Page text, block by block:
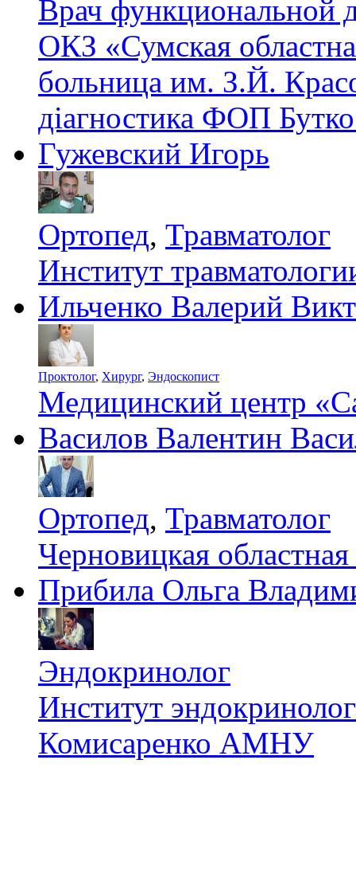
Врач функциональной
ОКЗ «Сумская
больница им. З.Й.
діагностика ФОП
Гужевский Игорь
Ортопед, Травматолог
Институт
Ильченко Валерий
Проктолог, Хирург, Эндоскопист
Медицинский центр
Василов Валентин
Ортопед, Травматолог
Черновицкая
Прибила Ольга
Эндокринолог
Институт
Комисаренко АМНУ